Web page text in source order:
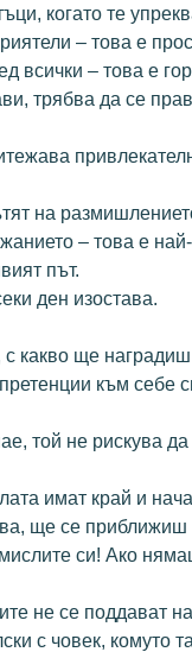
когато те
– това е
всички – това е
трябва да се
на
– това е
път.
ден изостава.
какво ще
към себе
той не рискува да
имат край и
ще се приближиш
си! Ако
не се поддават
с човек, комуто